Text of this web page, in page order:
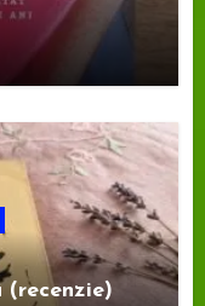
(recenzie)